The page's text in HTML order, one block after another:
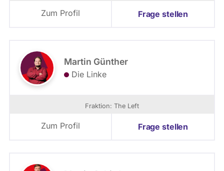
Zum Profil Frage stellen
Martin Günther
Die Linke
Fraktion: The Left
Zum Profil Frage stellen